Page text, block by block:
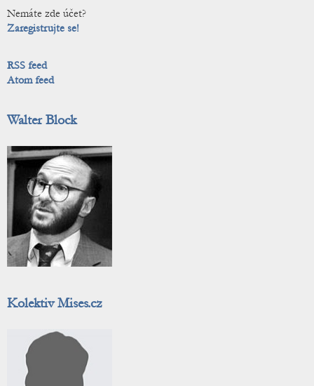
Nemáte zde účet?
Zaregistrujte se!
RSS feed
Atom feed
Walter Block
Kolektiv Mises.cz